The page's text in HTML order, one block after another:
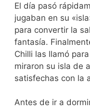
El día pasó
jugaban en su
para convertir la
fantasía.
Chilli las llamó
miraron su isla de
satisfechas con la
Antes de ir a